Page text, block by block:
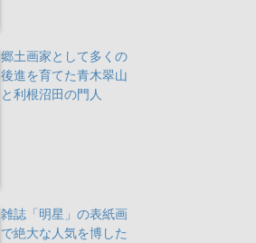
郷土画家として多くの
後進を育てた青木翠山
と利根沼田の門人
雑誌「明星」の表紙画
で絶大な人気を博した